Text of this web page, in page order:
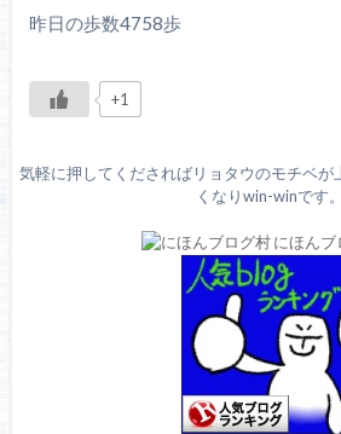
昨日の歩数4758歩
+1
気軽に押してくださればリョタウのモチベが
くなりwin-winです。